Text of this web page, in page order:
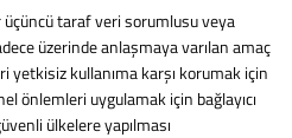
taraf veri sorumlusu veya
üzerinde anlaşmaya varılan amaç
yetkisiz kullanıma karşı korumak için
önlemleri uygulamak için bağlayıcı
ülkelere yapılması